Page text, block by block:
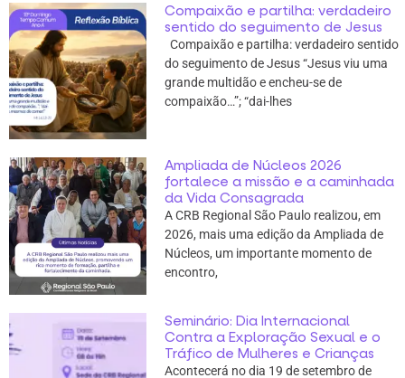
Compaixão e partilha: verdadeiro
sentido do seguimento de Jesus
Compaixão e partilha: verdadeiro sentido
do seguimento de Jesus “Jesus viu uma
grande multidão e encheu-se de
compaixão…”; “dai-lhes
Ampliada de Núcleos 2026
fortalece a missão e a caminhada
da Vida Consagrada
A CRB Regional São Paulo realizou, em
2026, mais uma edição da Ampliada de
Núcleos, um importante momento de
encontro,
Seminário: Dia Internacional
Contra a Exploração Sexual e o
Tráfico de Mulheres e Crianças
Acontecerá no dia 19 de setembro de